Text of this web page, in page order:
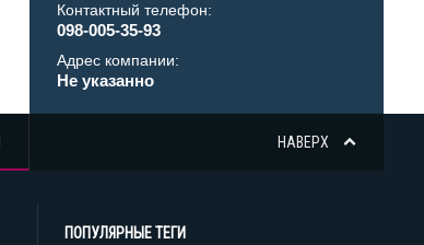
Контактный телефон:
098-005-35-93
Адрес компании:
Не указанно
НАВЕРХ
ПОПУЛЯРНЫЕ ТЕГИ